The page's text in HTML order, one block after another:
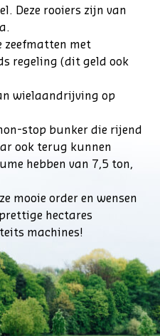
Deze rooiers zijn van
zeefmatten met
regeling (dit geld ook
wielaandrijving op
stop bunker die rijend
ook terug kunnen
hebben van 7,5 ton,
mooie order en wensen
hectares
machines!